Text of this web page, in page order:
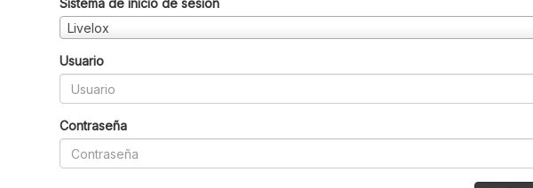
Sistema de inicio de sesión
Livelox
Usuario
Contraseña